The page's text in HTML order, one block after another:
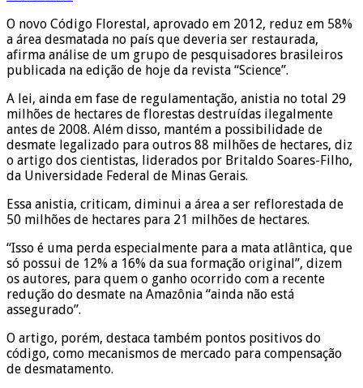
O novo Código Florestal, aprovado em 2012, reduz em 58%
a área desmatada no país que deveria ser restaurada,
afirma análise de um grupo de pesquisadores brasileiros
publicada na edição de hoje da revista “Science”.
A lei, ainda em fase de regulamentação, anistia no total 29
milhões de hectares de florestas destruídas ilegalmente
antes de 2008. Além disso, mantém a possibilidade de
desmate legalizado para outros 88 milhões de hectares, diz
o artigo dos cientistas, liderados por Britaldo Soares-Filho,
da Universidade Federal de Minas Gerais.
Essa anistia, criticam, diminui a área a ser reflorestada de
50 milhões de hectares para 21 milhões de hectares.
“Isso é uma perda especialmente para a mata atlântica, que
só possui de 12% a 16% da sua formação original”, dizem
os autores, para quem o ganho ocorrido com a recente
redução do desmate na Amazônia “ainda não está
assegurado”.
O artigo, porém, destaca também pontos positivos do
código, como mecanismos de mercado para compensação
de desmatamento.